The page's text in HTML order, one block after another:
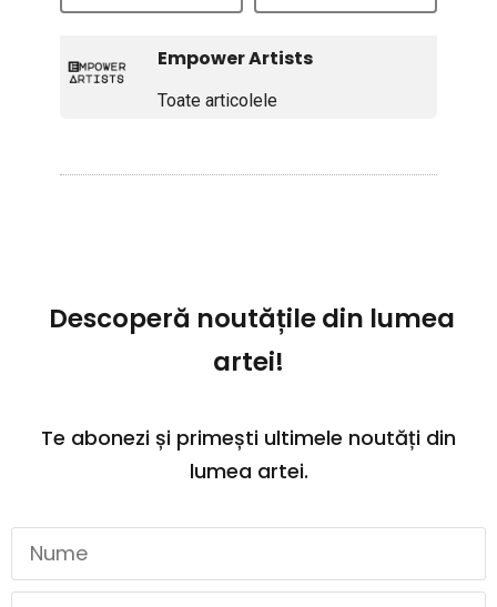
Empower Artists
Toate articolele
Descoperă noutățile din lumea
artei!
Te abonezi și primești ultimele noutăți din
lumea artei.